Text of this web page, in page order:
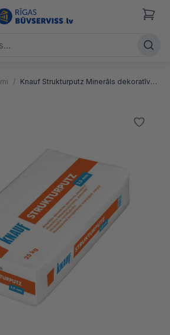
Knauf Strukturputz Minerāls dekoratīvais apmetums (biezpiens)